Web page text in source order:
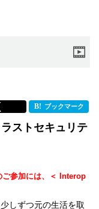
ブックマーク
ストセキュリテ
参加には、＜ Interop
しずつ元の生活を取